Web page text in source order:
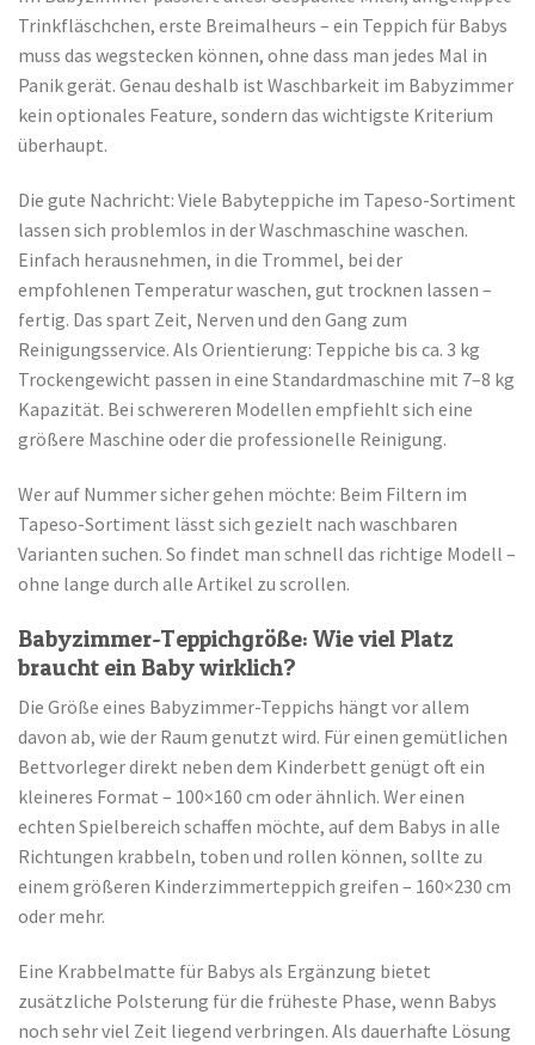
Trinkfläschchen, erste Breimalheurs – ein Teppich für Babys
muss das wegstecken können, ohne dass man jedes Mal in
Panik gerät. Genau deshalb ist Waschbarkeit im Babyzimmer
kein optionales Feature, sondern das wichtigste Kriterium
überhaupt.
Die gute Nachricht: Viele Babyteppiche im Tapeso-Sortiment
lassen sich problemlos in der Waschmaschine waschen.
Einfach herausnehmen, in die Trommel, bei der
empfohlenen Temperatur waschen, gut trocknen lassen –
fertig. Das spart Zeit, Nerven und den Gang zum
Reinigungsservice. Als Orientierung: Teppiche bis ca. 3 kg
Trockengewicht passen in eine Standardmaschine mit 7–8 kg
Kapazität. Bei schwereren Modellen empfiehlt sich eine
größere Maschine oder die professionelle Reinigung.
Wer auf Nummer sicher gehen möchte: Beim Filtern im
Tapeso-Sortiment lässt sich gezielt nach waschbaren
Varianten suchen. So findet man schnell das richtige Modell –
ohne lange durch alle Artikel zu scrollen.
Babyzimmer-Teppichgröße: Wie viel Platz
braucht ein Baby wirklich?
Die Größe eines Babyzimmer-Teppichs hängt vor allem
davon ab, wie der Raum genutzt wird. Für einen gemütlichen
Bettvorleger direkt neben dem Kinderbett genügt oft ein
kleineres Format – 100×160 cm oder ähnlich. Wer einen
echten Spielbereich schaffen möchte, auf dem Babys in alle
Richtungen krabbeln, toben und rollen können, sollte zu
einem größeren Kinderzimmerteppich greifen – 160×230 cm
oder mehr.
Eine Krabbelmatte für Babys als Ergänzung bietet
zusätzliche Polsterung für die früheste Phase, wenn Babys
noch sehr viel Zeit liegend verbringen. Als dauerhafte Lösung